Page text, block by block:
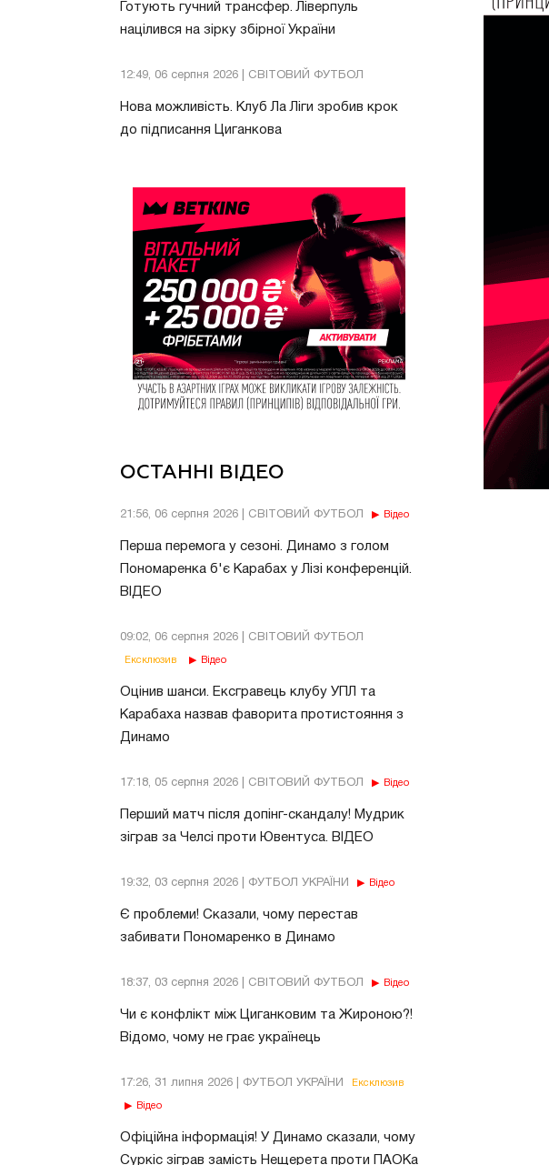
Готують гучний трансфер. Ліверпуль
націлився на зірку збірної України
12:49, 06 серпня 2026 | СВІТОВИЙ ФУТБОЛ
Нова можливість. Клуб Ла Ліги зробив крок
до підписання Циганкова
ОСТАННІ ВІДЕО
21:56, 06 серпня 2026 | СВІТОВИЙ ФУТБОЛ Відео
Перша перемога у сезоні. Динамо з голом
Пономаренка б'є Карабах у Лізі конференцій.
ВІДЕО
09:02, 06 серпня 2026 | СВІТОВИЙ ФУТБОЛ
Ексклюзив Відео
Оцінив шанси. Ексгравець клубу УПЛ та
Карабаха назвав фаворита протистояння з
Динамо
17:18, 05 серпня 2026 | СВІТОВИЙ ФУТБОЛ Відео
Перший матч після допінг-скандалу! Мудрик
зіграв за Челсі проти Ювентуса. ВІДЕО
19:32, 03 серпня 2026 | ФУТБОЛ УКРАЇНИ Відео
Є проблеми! Сказали, чому перестав
забивати Пономаренко в Динамо
18:37, 03 серпня 2026 | СВІТОВИЙ ФУТБОЛ Відео
Чи є конфлікт між Циганковим та Жироною?!
Відомо, чому не грає українець
17:26, 31 липня 2026 | ФУТБОЛ УКРАЇНИ Ексклюзив
Відео
Офіційна інформація! У Динамо сказали, чому
Суркіс зіграв замість Нещерета проти ПАОКа